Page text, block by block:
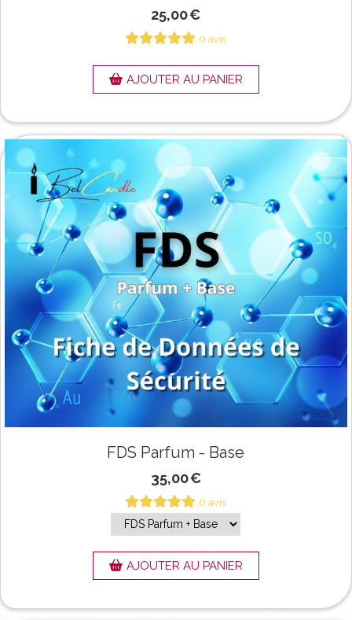
25,00€
0 avis
AJOUTER AU PANIER
FDS Parfum - Base
35,00€
0 avis
AJOUTER AU PANIER